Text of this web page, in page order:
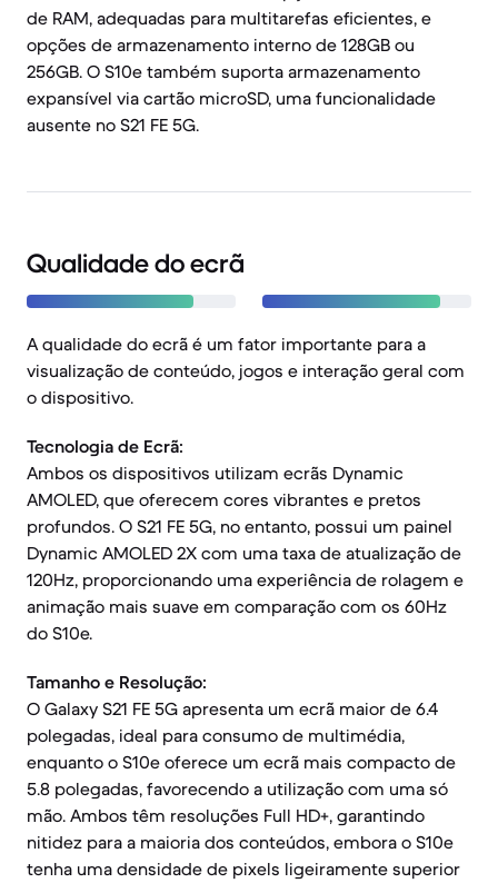
de RAM, adequadas para multitarefas eficientes, e
opções de armazenamento interno de 128GB ou
256GB. O S10e também suporta armazenamento
expansível via cartão microSD, uma funcionalidade
ausente no S21 FE 5G.
Qualidade do ecrã
A qualidade do ecrã é um fator importante para a
visualização de conteúdo, jogos e interação geral com
o dispositivo.
Tecnologia de Ecrã:
Ambos os dispositivos utilizam ecrãs Dynamic
AMOLED, que oferecem cores vibrantes e pretos
profundos. O S21 FE 5G, no entanto, possui um painel
Dynamic AMOLED 2X com uma taxa de atualização de
120Hz, proporcionando uma experiência de rolagem e
animação mais suave em comparação com os 60Hz
do S10e.
Tamanho e Resolução:
O Galaxy S21 FE 5G apresenta um ecrã maior de 6.4
polegadas, ideal para consumo de multimédia,
enquanto o S10e oferece um ecrã mais compacto de
5.8 polegadas, favorecendo a utilização com uma só
mão. Ambos têm resoluções Full HD+, garantindo
nitidez para a maioria dos conteúdos, embora o S10e
tenha uma densidade de pixels ligeiramente superior